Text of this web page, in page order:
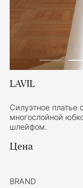
LAVIL
Силуэтное
многослойной
шлейфом.
Цена
BRAND